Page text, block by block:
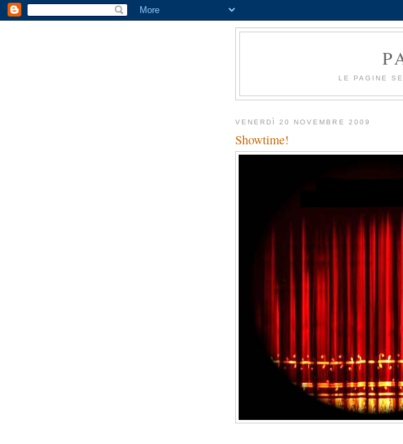
LE PAGINE
VENERDÌ 20 NOVEMBRE 2009
Showtime!